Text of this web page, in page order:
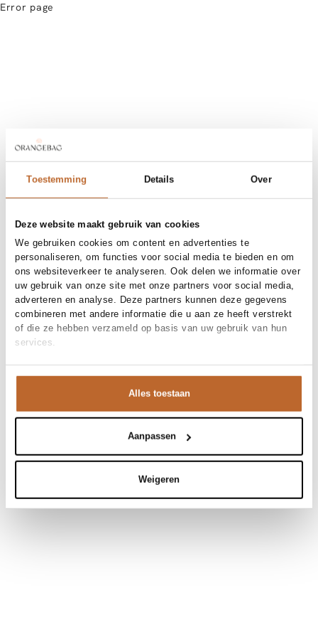
Toestemming Details Over
Deze website maakt gebruik van cookies
We gebruiken cookies om content en advertenties te
personaliseren, om functies voor social media te bieden en om
ons websiteverkeer te analyseren. Ook delen we informatie over
uw gebruik van onze site met onze partners voor social media,
adverteren en analyse. Deze partners kunnen deze gegevens
combineren met andere informatie die u aan ze heeft verstrekt
of die ze hebben verzameld op basis van uw gebruik van hun
services.
Alles toestaan
Aanpassen
Weigeren
Error page